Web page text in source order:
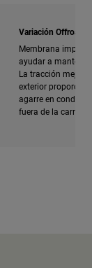
Variación Offroad
Membrana
ayudar a
La tracción
exterior
agarre en
fuera de la